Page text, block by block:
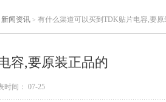
新闻资讯 > 有什么渠道可以买到TDK贴片电容,要原
容,要原装正品的
时间： 07-25